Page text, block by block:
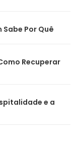
Sabe Por Quê
Recuperar
e a